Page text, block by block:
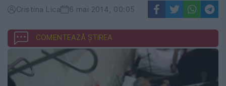
Cristina Lica 6 mai 2014, 00:05
COMENTEAZĂ ȘTIREA